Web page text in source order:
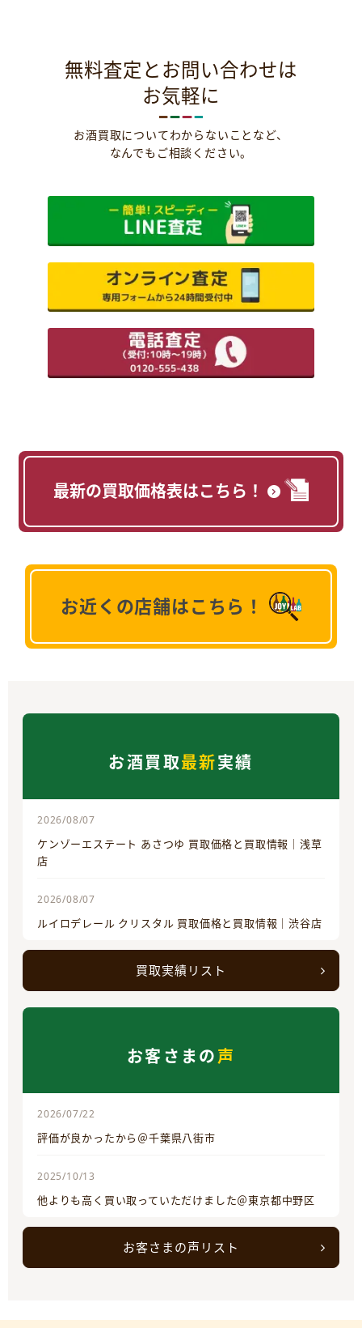
無料査定とお問い合わせは
お気軽に
お酒買取についてわからないことなど、
なんでもご相談ください。
最新の買取価格表はこちら！
お近くの店舗はこちら！
お酒買取最新実績
2026/08/07
ケンゾーエステート あさつゆ 買取価格と買取情報｜浅草
店
2026/08/07
ルイロデレール クリスタル 買取価格と買取情報｜渋谷店
買取実績リスト
お客さまの声
2026/07/22
評価が良かったから＠千葉県八街市
2025/10/13
他よりも高く買い取っていただけました＠東京都中野区
お客さまの声リスト